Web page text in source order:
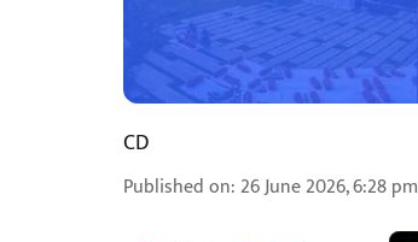
CD
Published on: 26 June 2026, 6:28 pm